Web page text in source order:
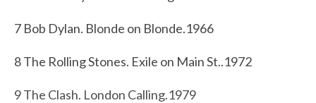
7 Bob Dylan. Blonde on Blonde.1966
8 The Rolling Stones. Exile on Main St..1972
9 The Clash. London Calling.1979